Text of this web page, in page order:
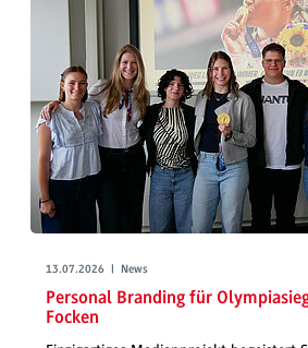
13.07.2026 | News
Personal Branding für
Focken